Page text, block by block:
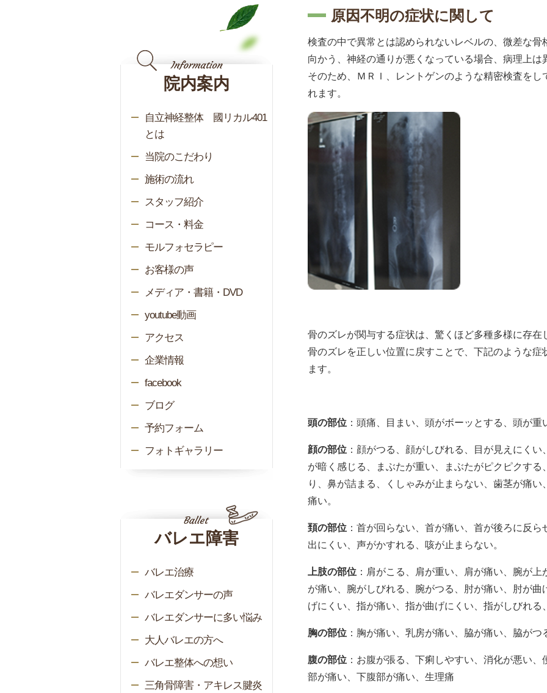
原因不明の症状に関して
検査の中で異常とは認められないレベルの、微差な
向かう、神経の通りが悪くなっている場合、病理上は
そのため、ＭＲＩ、レントゲンのような精密検査を
れます。
骨のズレが関与する症状は、驚くほど多種多様に存在
骨のズレを正しい位置に戻すことで、下記のような
ます。
頭の部位 ：頭痛、目まい、頭がボーッとする、頭が
顔の部位 ：顔がつる、顔がしびれる、目が見えにく
が暗く感じる、まぶたが重い、まぶたがピクピクす
り、鼻が詰まる、くしゃみが止まらない、歯茎が痛
痛い。
頚の部位 ：首が回らない、首が痛い、首が後ろに反
出にくい、声がかすれる、咳が止まらない。
上肢の部位 ：肩がこる、肩が重い、肩が痛い、腕が
が痛い、腕がしびれる、腕がつる、肘が痛い、肘が
げにくい、指が痛い、指が曲げにくい、指がしびれる
胸の部位 ：胸が痛い、乳房が痛い、脇が痛い、脇が
腹の部位 ：お腹が張る、下痢しやすい、消化が悪い
部が痛い、下腹部が痛い、生理痛
院内案内
自立神経整体 國リカル401
とは
当院のこだわり
施術の流れ
スタッフ紹介
コース・料金
モルフォセラピー
お客様の声
メディア・書籍・DVD
youtube動画
アクセス
企業情報
facebook
ブログ
予約フォーム
フォトギャラリー
バレエ障害
バレエ治療
バレエダンサーの声
バレエダンサーに多い悩み
大人バレエの方へ
バレエ整体への想い
三角骨障害・アキレス腱炎